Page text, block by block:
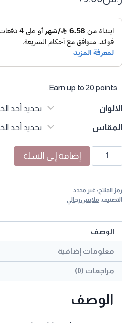
Earn up to 20 points.
الالوان
المقاس
كمية
تيشيرت
بطباعة
باريس
كاجوال
إضافة إلى السلة
رمز المنتج: غير محدد
التصنيف: ملابس رجالي
الوصف
معلومات إضافية
مراجعات (0)
الوصف